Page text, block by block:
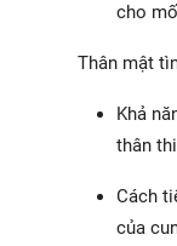
cho
Thân mật
Khả
thân
Cách
của